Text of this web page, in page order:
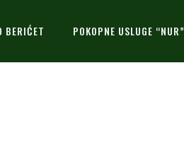
BERIĆET POKOPNE USLUGE “NUR”